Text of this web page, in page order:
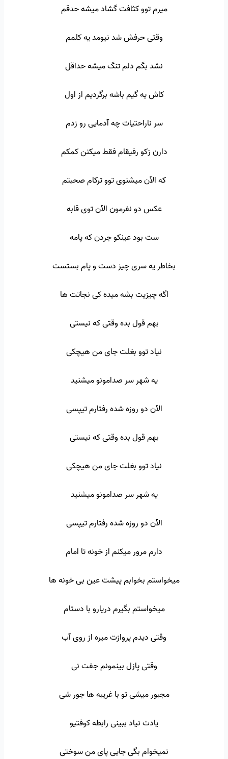
میرم توو کثافت گشاد میشه حدقم
وقتی حرفش شد نیومد یه کلمم
نشد بگم دلم تنگ میشه حداقل
کاش یه گیم باشه برگردیم از اول
سر ناراحتیات چه آدمایی رو زدم
دارن رَکو رفیقام فقط میکنن کمکم
که الآن میشنوی توو ترکام صحبتم
عکس دو نفرمون الآن توی قابه
ست بود عینکو جردن که پامه
بخاطر یه سری چیز دست و پام بستست
اگه چیزیت بشه میده کی نجاتت ها
بهم قول بده وقتی که نیستی
نیاد توو بغلت جای من هیچکی
یه شهر سر صدامونو میشنید
الآن دو روزه شده رفتارم تیپسی
بهم قول بده وقتی که نیستی
نیاد توو بغلت جای من هیچکی
یه شهر سر صدامونو میشنید
الآن دو روزه شده رفتارم تیپسی
دارم مرور میکنم از خونه تا امام
میخواستم بخوابم پیشت عین بی خونه ها
میخواستم بگیرم دریارو با دستام
وقتی دیدم پروازت میره از روی آب
وقتی پازل بینمونم جفت نی
مجبور میشی تو با غریبه ها جور شی
یادت نیاد ببینی رابطه کوفتیو
نمیخوام بگی جایی پای من سوختی